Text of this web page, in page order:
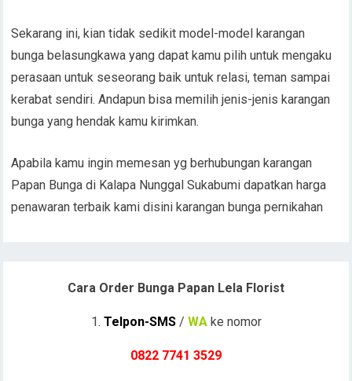
Sekarang ini, kian tidak sedikit model-model karangan
bunga belasungkawa yang dapat kamu pilih untuk mengaku
perasaan untuk seseorang baik untuk relasi, teman sampai
kerabat sendiri. Andapun bisa memilih jenis-jenis karangan
bunga yang hendak kamu kirimkan.
Apabila kamu ingin memesan yg berhubungan karangan
Papan Bunga di Kalapa Nunggal Sukabumi dapatkan harga
penawaran terbaik kami disini karangan bunga pernikahan
Cara Order Bunga Papan Lela Florist
1. Telpon-SMS/ WAke nomor
0822 7741 3529